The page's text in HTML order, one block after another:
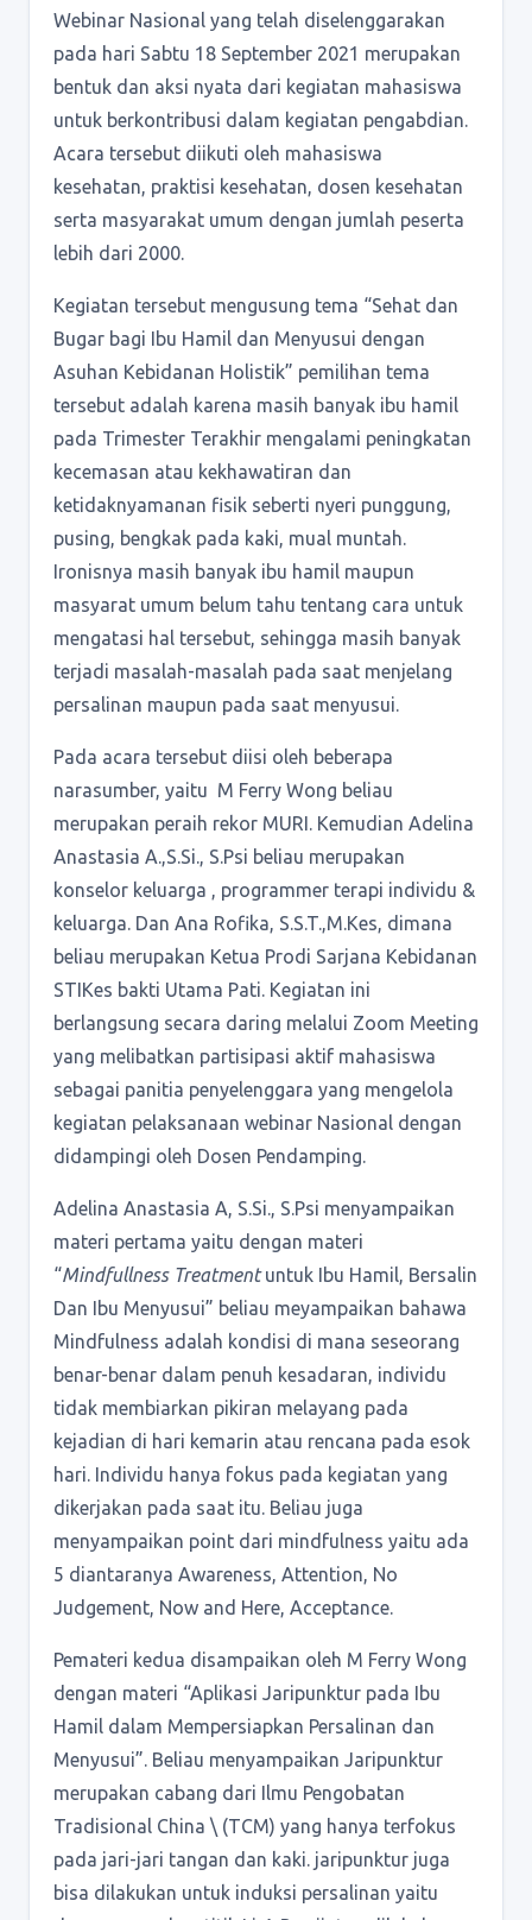
Webinar Nasional yang telah diselenggarakan
pada hari Sabtu 18 September 2021 merupakan
bentuk dan aksi nyata dari kegiatan mahasiswa
untuk berkontribusi dalam kegiatan pengabdian.
Acara tersebut diikuti oleh mahasiswa
kesehatan, praktisi kesehatan, dosen kesehatan
serta masyarakat umum dengan jumlah peserta
lebih dari 2000.
Kegiatan tersebut mengusung tema “Sehat dan
Bugar bagi Ibu Hamil dan Menyusui dengan
Asuhan Kebidanan Holistik” pemilihan tema
tersebut adalah karena masih banyak ibu hamil
pada Trimester Terakhir mengalami peningkatan
kecemasan atau kekhawatiran dan
ketidaknyamanan fisik seberti nyeri punggung,
pusing, bengkak pada kaki, mual muntah.
Ironisnya masih banyak ibu hamil maupun
masyarat umum belum tahu tentang cara untuk
mengatasi hal tersebut, sehingga masih banyak
terjadi masalah-masalah pada saat menjelang
persalinan maupun pada saat menyusui.
Pada acara tersebut diisi oleh beberapa
narasumber, yaitu M Ferry Wong beliau
merupakan peraih rekor MURI. Kemudian Adelina
Anastasia A.,S.Si., S.Psi beliau merupakan
konselor keluarga , programmer terapi individu &
keluarga. Dan Ana Rofika, S.S.T.,M.Kes, dimana
beliau merupakan Ketua Prodi Sarjana Kebidanan
STIKes bakti Utama Pati. Kegiatan ini
berlangsung secara daring melalui Zoom Meeting
yang melibatkan partisipasi aktif mahasiswa
sebagai panitia penyelenggara yang mengelola
kegiatan pelaksanaan webinar Nasional dengan
didampingi oleh Dosen Pendamping.
Adelina Anastasia A, S.Si., S.Psi menyampaikan
materi pertama yaitu dengan materi
“Mindfullness Treatmentuntuk Ibu Hamil, Bersalin
Dan Ibu Menyusui” beliau meyampaikan bahawa
Mindfulness adalah kondisi di mana seseorang
benar-benar dalam penuh kesadaran, individu
tidak membiarkan pikiran melayang pada
kejadian di hari kemarin atau rencana pada esok
hari. Individu hanya fokus pada kegiatan yang
dikerjakan pada saat itu. Beliau juga
menyampaikan point dari mindfulness yaitu ada
5 diantaranya Awareness, Attention, No
Judgement, Now and Here, Acceptance.
Pemateri kedua disampaikan oleh M Ferry Wong
dengan materi “Aplikasi Jaripunktur pada Ibu
Hamil dalam Mempersiapkan Persalinan dan
Menyusui”. Beliau menyampaikan Jaripunktur
merupakan cabang dari Ilmu Pengobatan
Tradisional China \ (TCM) yang hanya terfokus
pada jari-jari tangan dan kaki. jaripunktur juga
bisa dilakukan untuk induksi persalinan yaitu